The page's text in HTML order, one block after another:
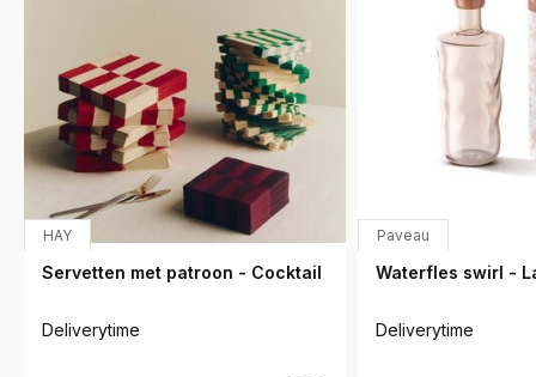
HAY
Servetten met patroon - Cocktail
Deliverytime
Paveau
Waterfles swirl -
Deliverytime